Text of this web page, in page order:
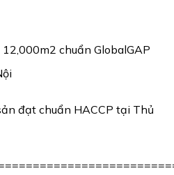
chuẩn GlobalGAP
đạt chuẩn HACCP tại Thủ